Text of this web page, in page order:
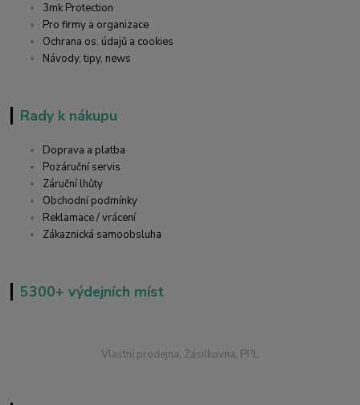
3mk Protection
Pro firmy a organizace
Ochrana os. údajů a cookies
Návody, tipy, news
Rady k nákupu
Doprava a platba
Pozáruční servis
Záruční lhůty
Obchodní podmínky
Reklamace / vrácení
Zákaznická samoobsluha
5300+ výdejních míst
Vlastní prodejna, Zásilkovna, PPL